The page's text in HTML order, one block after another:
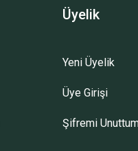
Üyelik
Yeni Üyelik
Üye Girişi
Şifremi